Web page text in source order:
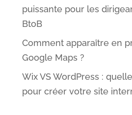
puissante pour les
BtoB
Comment apparaître en
Google Maps ?
Wix VS WordPress :
pour créer votre site